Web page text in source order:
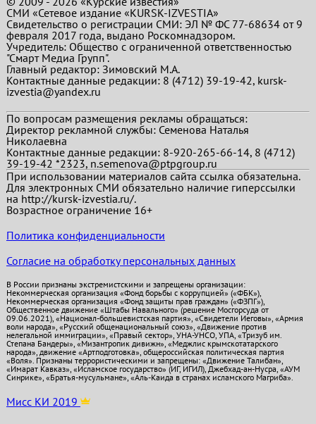
СМИ «Сетевое издание «KURSK-IZVESTIA»
Свидетельство о регистрации СМИ: ЭЛ № ФС 77-68634 от 9
февраля 2017 года, выдано Роскомнадзором.
Учредитель: Общество с ограниченной ответственностью
"Смарт Медиа Групп".
Главный редактор:Зимовский М.А.
Контактные данные редакции: 8 (4712) 39-19-42, kursk-
izvestia@yandex.ru
По вопросам размещения рекламы обращаться:
Директор рекламной службы: Семенова Наталья
Николаевна
Контактные данные редакции: 8-920-265-66-14, 8 (4712)
39-19-42 *2323, n.semenova@ptpgroup.ru
При использовании материалов сайта ссылка обязательна.
Для электронных СМИ обязательно наличие гиперссылки
на http://kursk-izvestia.ru/.
Возрастное ограничение 16+
Политика конфиденциальности
Согласие на обработку персональных данных
В России признаны экстремистскими и запрещены организации:
Некоммерческая организация «Фонд борьбы с коррупцией» («ФБК»),
Некоммерческая организация «Фонд защиты прав граждан» («ФЗПГ»),
Общественное движение «Штабы Навального» (решение Мосгорсуда от
09.06.2021), «Национал-большевистская партия», «Свидетели Иеговы», «Армия
воли народа», «Русский общенациональный союз», «Движение против
нелегальной иммиграции», «Правый сектор», УНА-УНСО, УПА, «Тризуб им.
Степана Бандеры», «Мизантропик дивижн», «Меджлис крымскотатарского
народа», движение «Артподготовка», общероссийская политическая партия
«Воля». Признаны террористическими и запрещены: «Движение Талибан»,
«Имарат Кавказ», «Исламское государство» (ИГ, ИГИЛ), Джебхад-ан-Нусра, «АУМ
Синрике», «Братья-мусульмане», «Аль-Каида в странах исламского Магриба».
Мисс КИ 2019